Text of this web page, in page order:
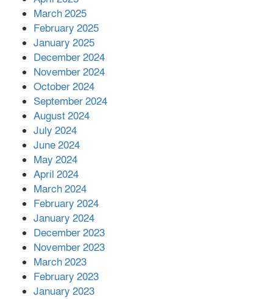
সহায়তা দিলেন সাচিং প্রু জেরী
March 2025
February 2025
January 2025
December 2024
November 2024
October 2024
September 2024
August 2024
July 2024
June 2024
May 2024
April 2024
March 2024
February 2024
January 2024
December 2023
November 2023
March 2023
February 2023
January 2023